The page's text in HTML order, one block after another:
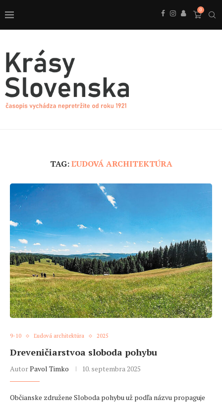
0
TAG:ĽUDOVÁ ARCHITEKTÚRA
9-10 Ľudová architektúra 2025
Dreveničiarstvoa sloboda pohybu
AutorPavol Timko 10. septembra 2025
Občianske združene Sloboda pohybu už podľa názvu propaguje